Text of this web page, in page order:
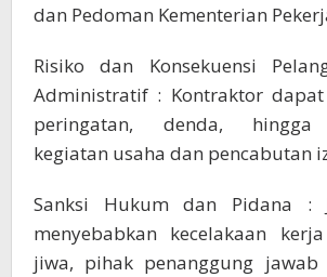
dan Pedoman Kementerian
Risiko dan Konsekuensi
Administratif : Kontraktor
peringatan, denda, hingga
kegiatan usaha dan pencabutan
Sanksi Hukum dan Pidana :
menyebabkan kecelakaan
jiwa, pihak penanggung